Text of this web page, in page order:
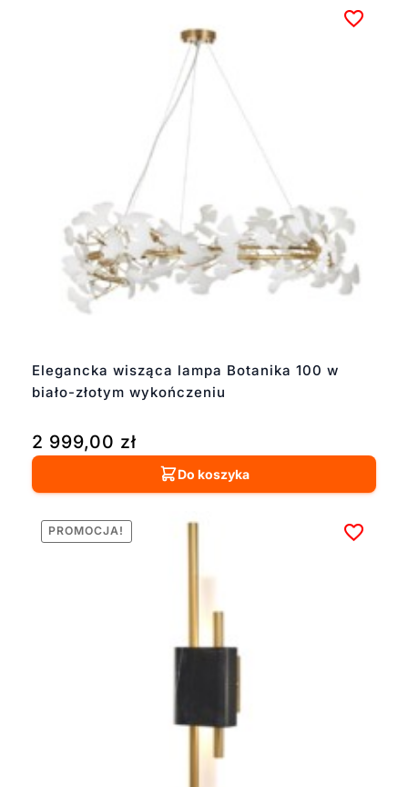
Elegancka wisząca lampa Botanika 100 w
biało-złotym wykończeniu
2 999,00 zł
Do koszyka
PROMOCJA!